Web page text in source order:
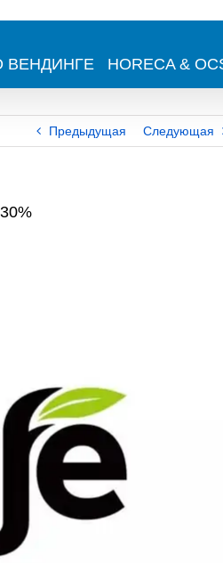
ВЕНДИНГЕ HORECA &
Предыдущая Следующая